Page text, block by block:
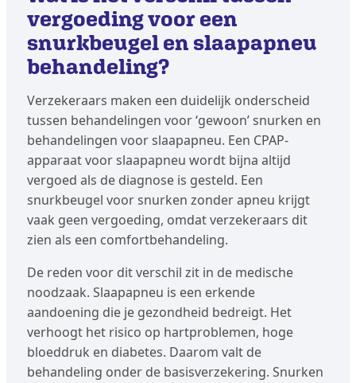
vergoeding voor een
snurkbeugel en slaapapneu
behandeling?
Verzekeraars maken een duidelijk onderscheid
tussen behandelingen voor ‘gewoon’ snurken en
behandelingen voor slaapapneu. Een CPAP-
apparaat voor slaapapneu wordt bijna altijd
vergoed als de diagnose is gesteld. Een
snurkbeugel voor snurken zonder apneu krijgt
vaak geen vergoeding, omdat verzekeraars dit
zien als een comfortbehandeling.
De reden voor dit verschil zit in de medische
noodzaak. Slaapapneu is een erkende
aandoening die je gezondheid bedreigt. Het
verhoogt het risico op hartproblemen, hoge
bloeddruk en diabetes. Daarom valt de
behandeling onder de basisverzekering. Snurken